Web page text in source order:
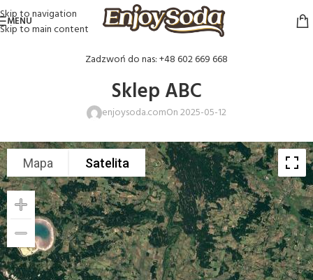
Skip to navigation
Skip to main content
MENU
Zadzwoń do nas: +48 602 669 668
Sklep ABC
enjoysoda.comOn 2025-05-12
Mapa Satelita